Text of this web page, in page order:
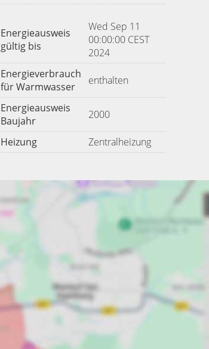
Energieausweis
gültig bis
Wed Sep 11
00:00:00 CEST
2024
Energieverbrauch
für Warmwasser
enthalten
Energieausweis
Baujahr
2000
Heizung Zentralheizung